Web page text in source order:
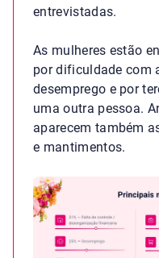
entrevistadas.
As mulheres estão
por dificuldade com
desemprego e por
uma outra pessoa.
aparecem também
e mantimentos.